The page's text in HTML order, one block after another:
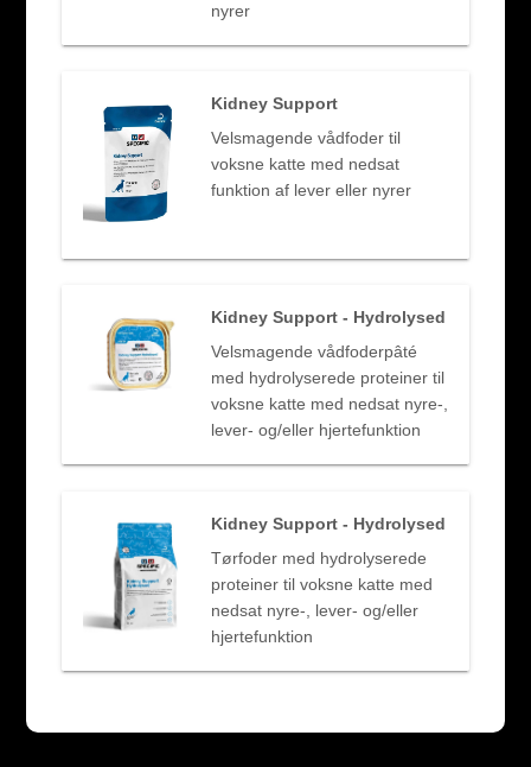
nyrer
Kidney Support
Velsmagende vådfoder til
voksne katte med nedsat
funktion af lever eller nyrer
Kidney Support - Hydrolysed
Velsmagende vådfoderpâté
med hydrolyserede proteiner til
voksne katte med nedsat nyre-,
lever- og/eller hjertefunktion
Kidney Support - Hydrolysed
Tørfoder med hydrolyserede
proteiner til voksne katte med
nedsat nyre-, lever- og/eller
hjertefunktion